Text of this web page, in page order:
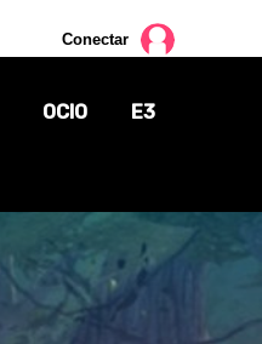
Conectar
OCIO
TV
CÓMICS
E3